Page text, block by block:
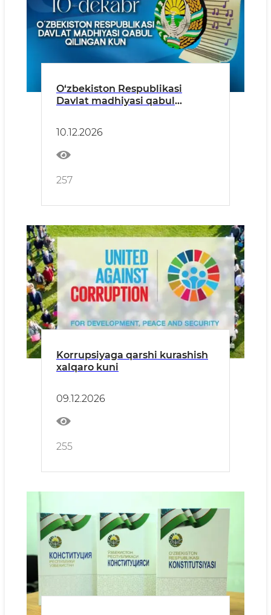
O‘zbekiston Respublikasi
Davlat madhiyasi qabul
10.12.2026
257
Korrupsiyaga qarshi kurashish
xalqaro kuni
09.12.2026
255